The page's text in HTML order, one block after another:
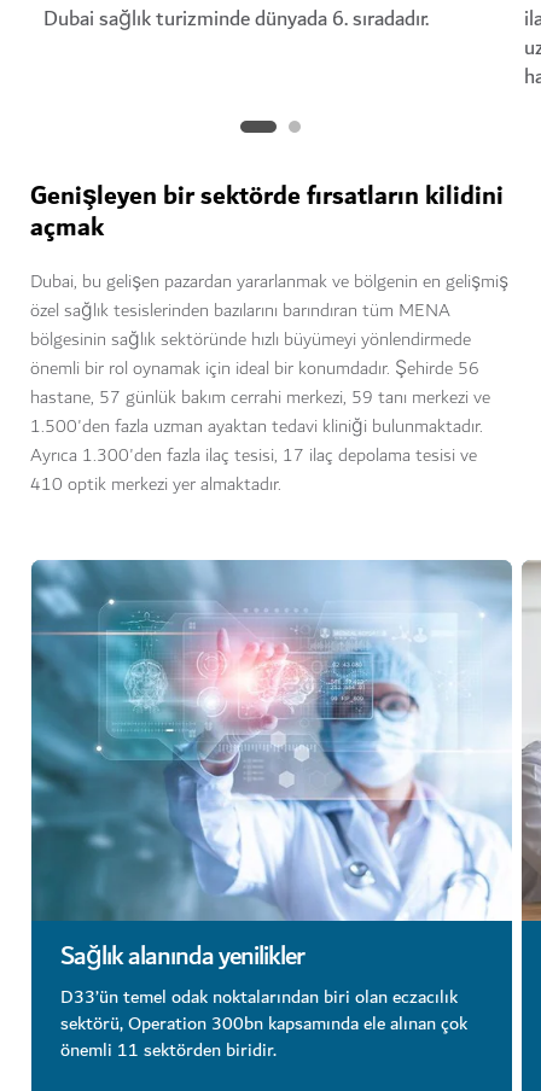
Dubai sağlık turizminde dünyada 6. sıradadır.
Genişleyen bir sektörde fırsatların kilidini
açmak
Dubai, bu gelişen pazardan yararlanmak ve bölgenin en gelişmiş
özel sağlık tesislerinden bazılarını barındıran tüm MENA
bölgesinin sağlık sektöründe hızlı büyümeyi yönlendirmede
önemli bir rol oynamak için ideal bir konumdadır. Şehirde 56
hastane, 57 günlük bakım cerrahi merkezi, 59 tanı merkezi ve
1.500'den fazla uzman ayaktan tedavi kliniği bulunmaktadır.
Ayrıca 1.300'den fazla ilaç tesisi, 17 ilaç depolama tesisi ve
410 optik merkezi yer almaktadır.
Sağlık alanında yenilikler
D33’ün temel odak noktalarından biri olan eczacılık
sektörü, Operation 300bn kapsamında ele alınan çok
önemli 11 sektörden biridir.